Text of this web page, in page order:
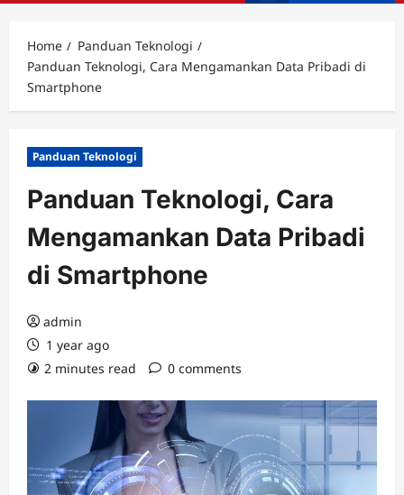
Home
Panduan Teknologi
Panduan Teknologi, Cara Mengamankan Data Pribadi di
Smartphone
Panduan Teknologi
Panduan Teknologi, Cara
Mengamankan Data Pribadi
di Smartphone
admin
1 year ago
2 minutes read
0 comments